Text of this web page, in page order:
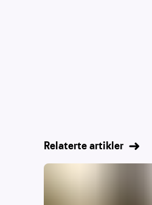
Relaterte artikler